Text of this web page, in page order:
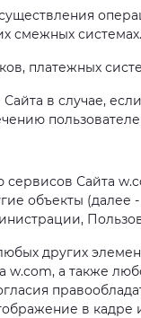
смежных системах.
платежных
в случае,
сервисов Сайта
объекты
других
а также
в